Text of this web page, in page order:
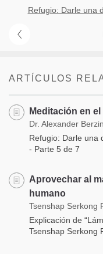
Refugio: Darle una
ARTÍCULOS
Meditación en
Dr. Alexander Berzin
Refugio: Darle una
- Parte 5 de 7
Aprovechar al
humano
Tsenshap Serkong
Explicación de
Tsenshap Serkong